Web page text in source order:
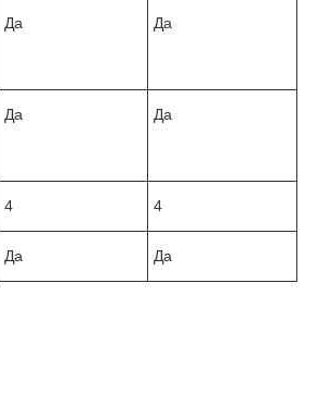
Да Да
Да Да
4 4
Да Да